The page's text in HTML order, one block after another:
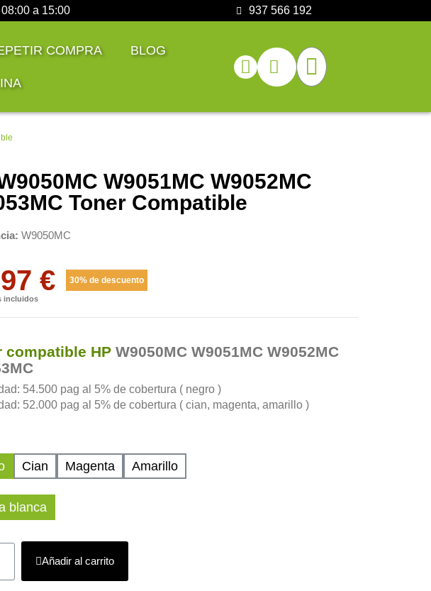
a 15:00 937 566 192
COMPRA BLOG
W9051MC W9052MC
Toner Compatible
W9050MC
€ 30% de descuento
incluidos
compatible HP W9050MC W9051MC W9052MC
54.500 pag al 5% de cobertura ( negro )
52.000 pag al 5% de cobertura ( cian, magenta, amarillo )
Cian Magenta Amarillo
blanca
Añadir al carrito